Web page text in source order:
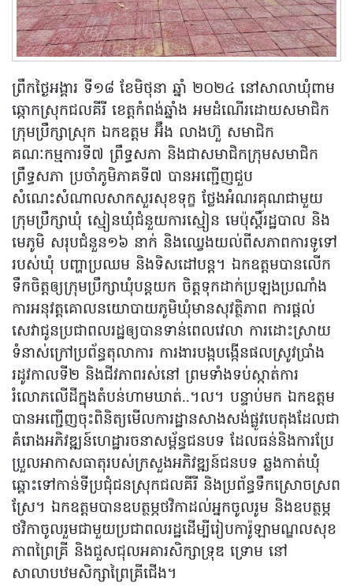
ព្រឹកថ្ងៃអង្គារ ទី១៨ ខែមិថុនា ឆ្នាំ ២០២៤ នៅសាលាឃុំពាម
ឆ្កោកស្រុកជលគីរី ខេត្តកំពង់ឆ្នាំង អមដំណើរដោយសមាជិក
ក្រុមប្រឹក្សាស្រុក ឯកឧត្តម អ៊ឹង លាងហ៊ួ សមាជិក
គណៈកម្មការទី៧ ព្រឹទ្ធសភា និងជាសមាជិកក្រុមសមាជិក
ព្រឹទ្ធសភា ប្រចាំភូមិភាគទី៧ បានអញ្ជើញជួប
សំណេះសំណាលសាកសួរសុខទុក្ខ ថ្លែងអំណរគុណជាមួយ
ក្រុមប្រឹក្សាឃុំ ស្មៀនឃុំជំនួយការស្មៀន មេប៉ុស្តិ៍រដ្ឋបាល និង
មេភូមិ សរុបជំនួន១៦ នាក់ និងឈ្វេងយល់ពីសភាពការទូទៅ
របស់ឃុំ បញ្ហាប្រឈម និងទិសដៅបន្ត។ ឯកឧត្តមបានលើក
ទឹកចិត្តឲ្យក្រុមប្រឹក្សាឃុំបន្តយក ចិត្តទុកដាក់ប្រឡងប្រណាំង
ការអនុវត្តគោលនយោបាយភូមិឃុំមានសុវត្ថិភាព ការផ្ដល់
សេវាជូនប្រជាពលរដ្ឋឲ្យបានទាន់ពេលវេលា ការដោះស្រាយ
ទំនាស់ក្រៅប្រព័ន្ធតុលាការ ការងារបង្កបង្កើនផលស្រូវប្រាំង
រដូវកាលទី២ និងជីវភាពរស់នៅ ព្រមទាំងទប់ស្កាត់ការ
រំលោភលើដីក្នុងតំបន់ហាមឃាត់..។ល។ បន្ទាប់មក ឯកឧត្តម
បានអញ្ជើញចុះពិនិត្យមើលការដ្ឋានសាងសង់ផ្លូវបេតុងដែលជា
គំរោងអភិវឌ្ឍន៍ហេដ្ឋារចនាសម្ព័ន្ធជនបទ ដែលធន់និងការប្រែ
ប្រួលអាកាសធាតុរបស់ក្រសួងអភិវឌ្ឍន៍ជនបទ ឆ្លងកាត់ឃុំ
ឆ្ពោះទៅកាន់ទីប្រជុំជនស្រុកជលគីរី និងប្រព័ន្ធទឹកស្រោចស្រព
ស្រែ។ ឯកឧត្តមបានឧបត្ថម្ភថវិកាដល់អ្នកចូលរូម និងឧបត្ថម្ភ
ថវិកាចូលរួមជាមួយប្រជាពលរដ្ឋដើម្បីរៀបការ៉ូឡាមណ្ឌលសុខ
ភាពព្រៃគ្រី និងជួសជុលអគារសិក្សាទ្រុឌ ទ្រោម នៅ
សាលាបឋមសិក្សាព្រៃគ្រីជើង។